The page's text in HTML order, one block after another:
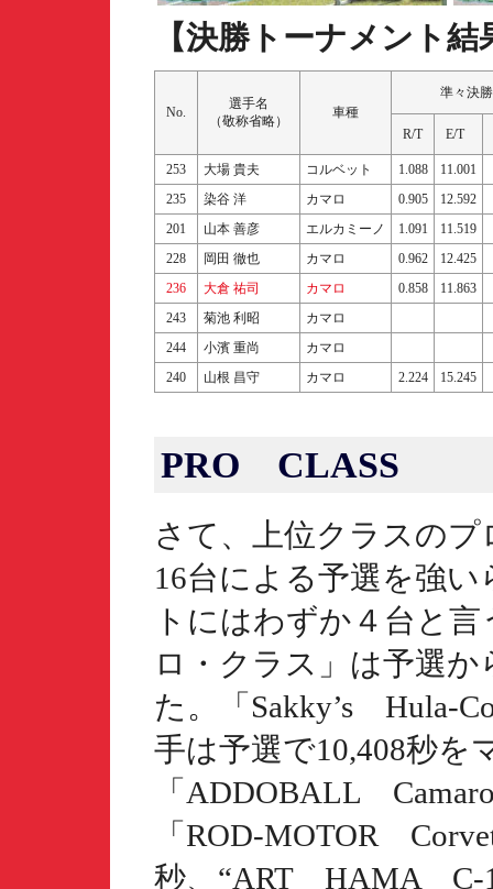
【決勝トーナメント結
No.
選手名
（敬称省略）
車種
準々決勝
R/T E/T
253 大場 貴夫 コルベット 1.088
11.001
235
染谷 洋 カマロ 0.905
12.592
201
山本 善彦 エルカミーノ 1.091
11.519
228
岡田 徹也 カマロ 0.962
12.425
236
大倉 祐司 カマロ 0.858
11.863
243
菊池 利昭
カマロ
244
小濱 重尚
カマロ
240
山根 昌守 カマロ 2.224 15.245
PRO CLASS
さて、上位クラスの
16台による予選を強
トにはわずか４台と
ロ・クラス」は予選
た。「Sakky’s Hula-
手は予選で10,408秒を
「ADDOBALL
「ROD-MOTOR
秒、“ART HAMA C-